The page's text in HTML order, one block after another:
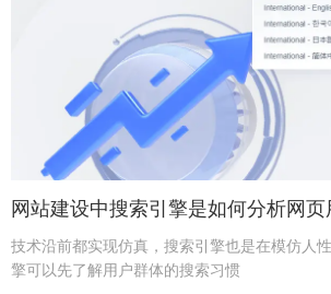
网站建设中搜索引擎是如何分析网页
技术沿前都实现仿真，搜索引擎也是在模仿人
擎可以先了解用户群体的搜索习惯